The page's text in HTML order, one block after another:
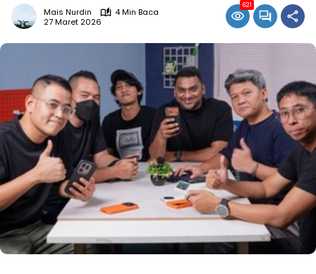
Mais Nurdin
4 Min Baca
27 Maret 2026
621